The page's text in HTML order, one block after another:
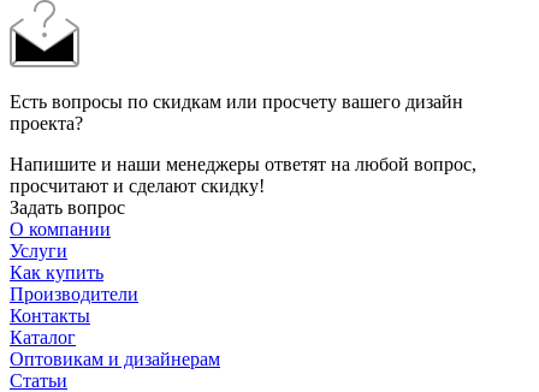
Есть вопросы по скидкам или просчету вашего дизайн
проекта?
Напишите и наши менеджеры ответят на любой вопрос,
просчитают и сделают скидку!
Задать вопрос
О компании
Услуги
Как купить
Производители
Контакты
Каталог
Оптовикам и дизайнерам
Статьи